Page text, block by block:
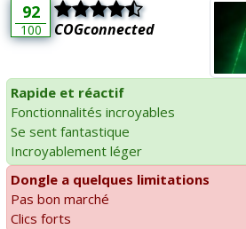
92
100 COGconnected
Rapide et réactif
Fonctionnalités incroyables
Se sent fantastique
Incroyablement léger
Dongle a quelques limitations
Pas bon marché
Clics forts